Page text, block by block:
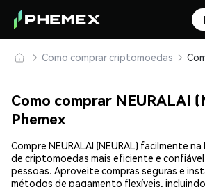
Como comprar criptomoedas
Como comprar NEURALAI
Phemex
Compre NEURALAI (NEURAL) facilmente
de criptomoedas mais eficiente e
pessoas. Aproveite compras seguras e
métodos de pagamento flexíveis,